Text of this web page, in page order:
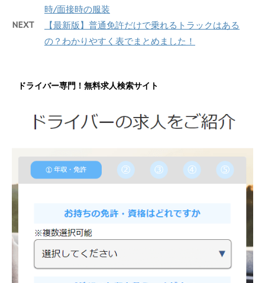
時/面接時の服装
NEXT
【最新版】普通免許だけで乗れるトラックはある
の？わかりやすく表でまとめました！
ドライバー専門！無料求人検索サイト